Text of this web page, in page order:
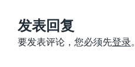
：
发表回复
要发表评论，您必须先登录。